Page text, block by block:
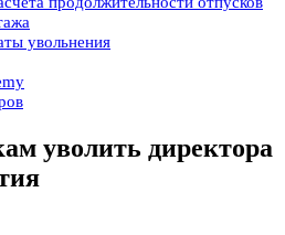
увольнения
уволить директора